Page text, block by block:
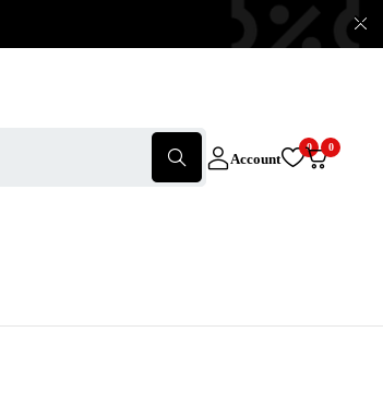
Account
0 0